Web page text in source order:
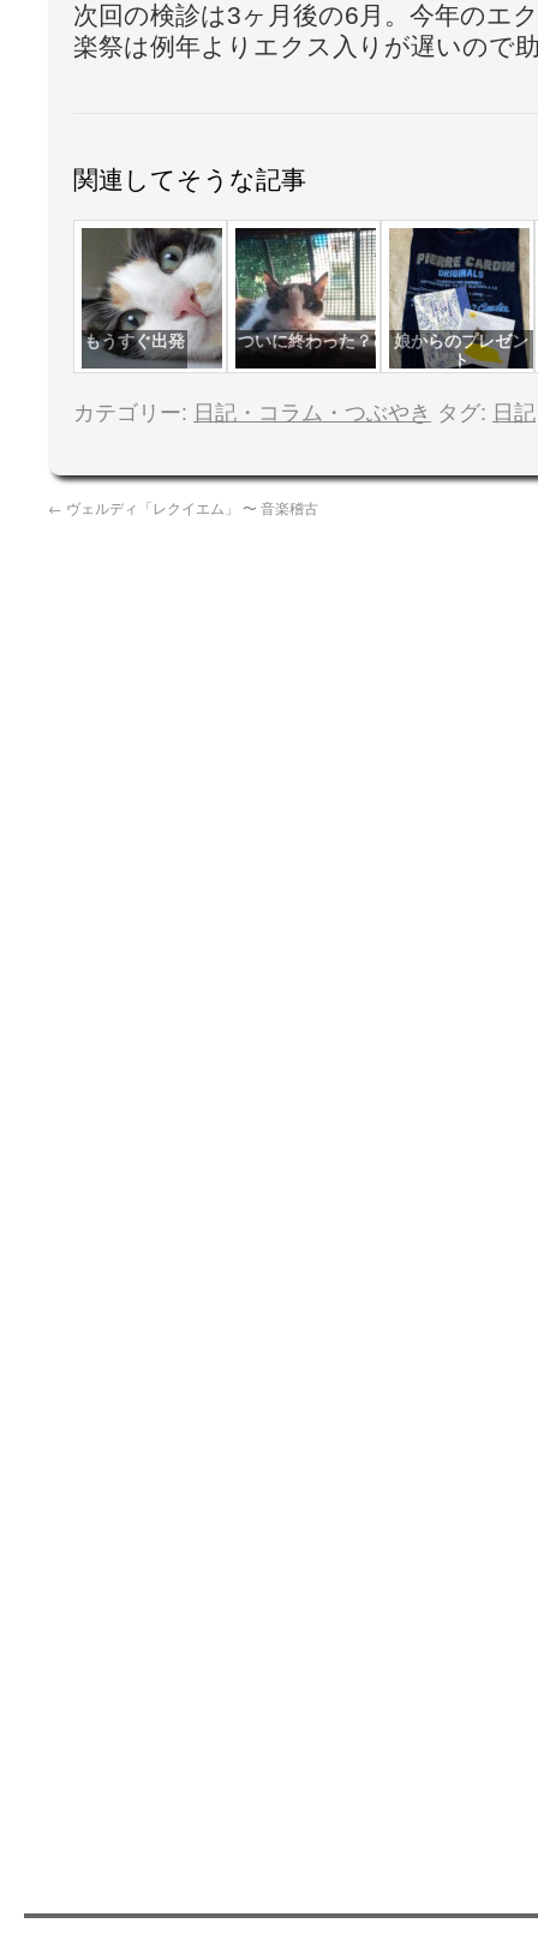
次回の検診は3ヶ月後の6月。今年のエ
楽祭は例年よりエクス入りが遅いので
関連してそうな記事
もうすぐ出発 ついに終わった？
娘からのプレゼン
ト
カテゴリー: 日記・コラム・つぶやき タグ: 日記
← ヴェルディ「レクイエム」 〜 音楽稽古